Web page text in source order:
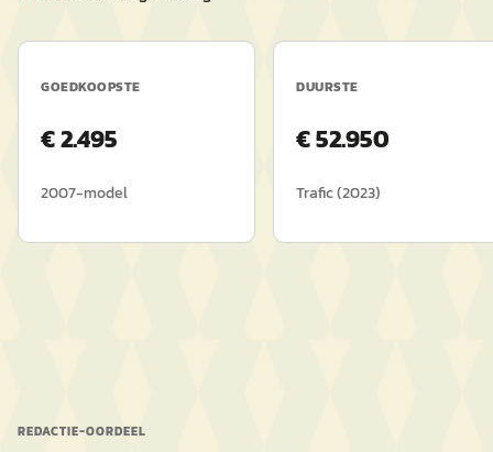
GOEDKOOPSTE
€2.495
2007-model
DUURSTE
€52.950
Trafic(2023)
REDACTIE-OORDEEL